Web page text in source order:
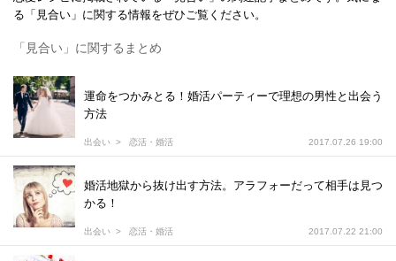
る「見合い」に関する情報をぜひご覧ください。
「見合い」に関するまとめ
運命をつかみとる！婚活パーティーで理想の男性と出会う
方法
出会い 恋活・婚活 2017.07.26 19:00
婚活地獄から抜け出す方法。アラフォーだって相手は見つ
かる！
出会い 恋活・婚活 2017.07.22 21:00